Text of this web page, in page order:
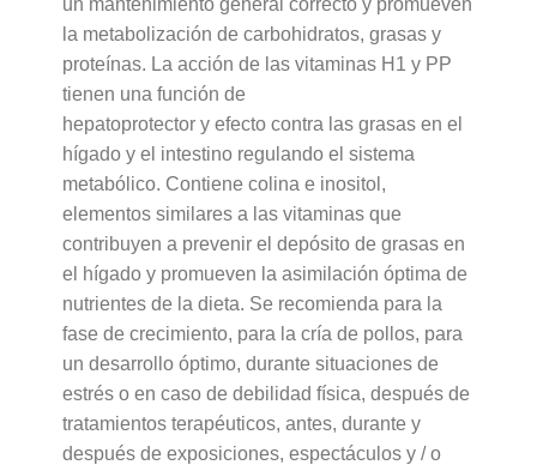
un mantenimiento general correcto y promueven
la metabolización de carbohidratos, grasas y
proteínas. La acción de las vitaminas H1 y PP
tienen una función de
hepatoprotector y efecto contra las grasas en el
hígado y el intestino regulando el sistema
metabólico. Contiene colina e inositol,
elementos similares a las vitaminas que
contribuyen a prevenir el depósito de grasas en
el hígado y promueven la asimilación óptima de
nutrientes de la dieta. Se recomienda para la
fase de crecimiento, para la cría de pollos, para
un desarrollo óptimo, durante situaciones de
estrés o en caso de debilidad física, después de
tratamientos terapéuticos, antes, durante y
después de exposiciones, espectáculos y / o